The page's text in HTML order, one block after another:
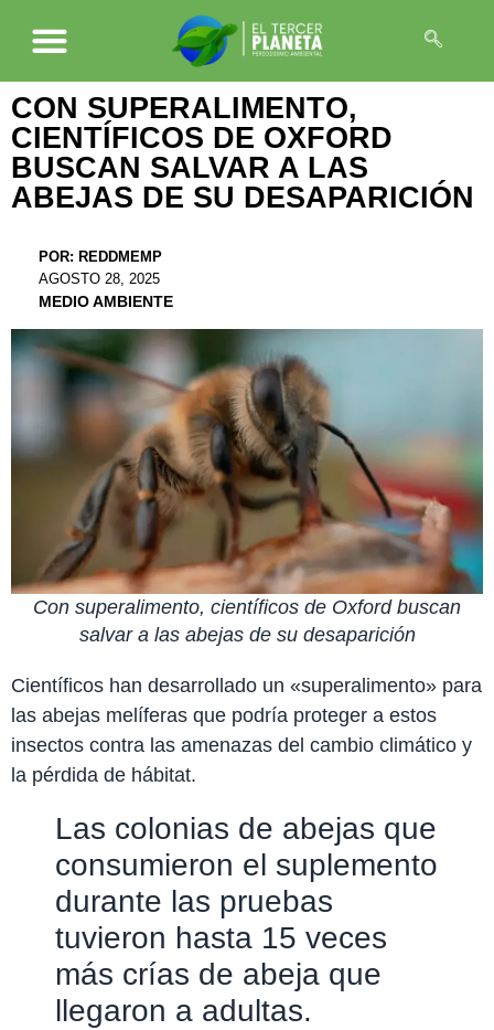
CON SUPERALIMENTO,
CIENTÍFICOS DE OXFORD
BUSCAN SALVAR A LAS
ABEJAS DE SU DESAPARICIÓN
POR: REDDMEMP
AGOSTO 28, 2025
MEDIO AMBIENTE
Con superalimento, científicos de Oxford buscan
salvar a las abejas de su desaparición
Científicos han desarrollado un «superalimento» para
las abejas melíferas que podría proteger a estos
insectos contra las amenazas del cambio climático y
la pérdida de hábitat.
Las colonias de abejas que
consumieron el suplemento
durante las pruebas
tuvieron hasta 15 veces
más crías de abeja que
llegaron a adultas.